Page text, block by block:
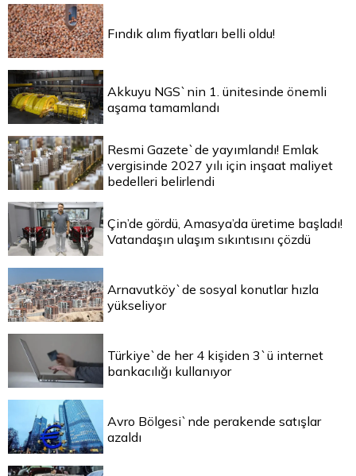
Fındık alım fiyatları belli oldu!
Akkuyu NGS`nin 1. ünitesinde önemli
aşama tamamlandı
Resmi Gazete`de yayımlandı! Emlak
vergisinde 2027 yılı için inşaat maliyet
bedelleri belirlendi
Çin’de gördü, Amasya’da üretime başladı!
Vatandaşın ulaşım sıkıntısını çözdü
Arnavutköy`de sosyal konutlar hızla
yükseliyor
Türkiye`de her 4 kişiden 3`ü internet
bankacılığı kullanıyor
Avro Bölgesi`nde perakende satışlar
azaldı